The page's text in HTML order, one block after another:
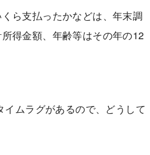
ら支払ったかなどは、年末調
得金額、年齢等はその年の12
イムラグがあるので、どうして